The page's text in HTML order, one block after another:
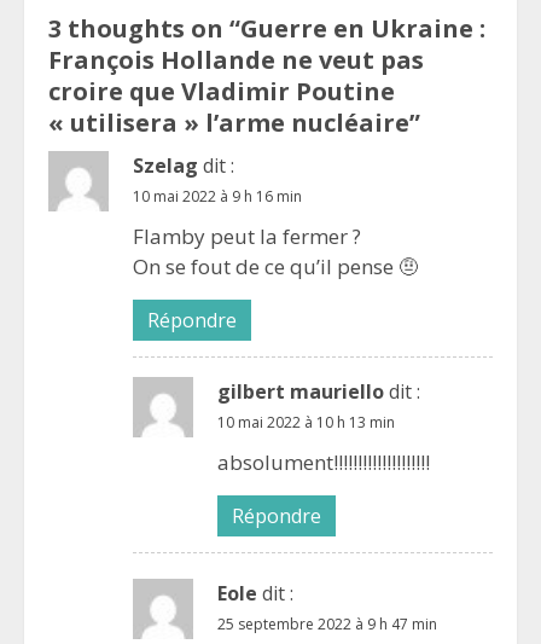
3 thoughts on “Guerre en Ukraine :
François Hollande ne veut pas
croire que Vladimir Poutine
« utilisera » l’arme nucléaire”
Szelag dit :
10 mai 2022 à 9 h 16 min
Flamby peut la fermer ?
On se fout de ce qu’il pense 🤨
Répondre
gilbert mauriellodit :
10 mai 2022 à 10 h 13 min
absolument!!!!!!!!!!!!!!!!!!!!
Répondre
Eole dit :
25 septembre 2022 à 9 h 47 min